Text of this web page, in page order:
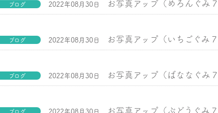
ブログ 2022年08月30日 お写真アップ（めろんぐみ７
ブログ 2022年08月30日 お写真アップ（いちごぐみ７
ブログ 2022年08月30日 お写真アップ（ばななぐみ７
ブログ 2022年08月30日 お写真アップ（ぶどうぐみ７